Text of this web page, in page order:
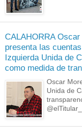
CALAHORRA
presenta las
Izquierda Unida de
como medida de
Oscar
Unida de